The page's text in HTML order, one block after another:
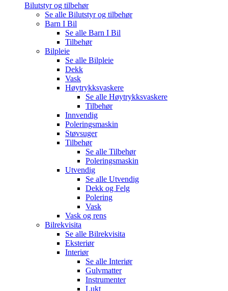
Bilutstyr og tilbehør
Se alle Bilutstyr og tilbehør
Barn I Bil
Se alle Barn I Bil
Tilbehør
Bilpleie
Se alle Bilpleie
Dekk
Vask
Høytrykksvaskere
Se alle Høytrykksvaskere
Tilbehør
Innvendig
Poleringsmaskin
Støvsuger
Tilbehør
Se alle Tilbehør
Poleringsmaskin
Utvendig
Se alle Utvendig
Dekk og Felg
Polering
Vask
Vask og rens
Bilrekvisita
Se alle Bilrekvisita
Eksteriør
Interiør
Se alle Interiør
Gulvmatter
Instrumenter
Lukt